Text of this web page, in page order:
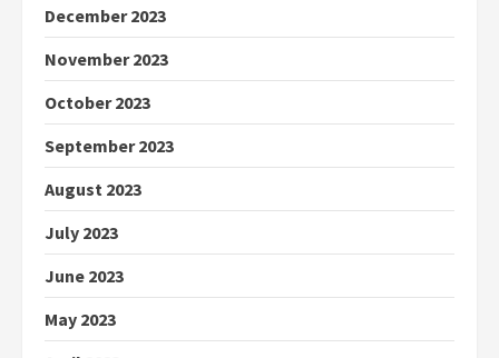
December 2023
November 2023
October 2023
September 2023
August 2023
July 2023
June 2023
May 2023